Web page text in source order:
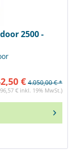
2500 -
€ 4.050,00 € *
€ inkl. 19% MwSt.)